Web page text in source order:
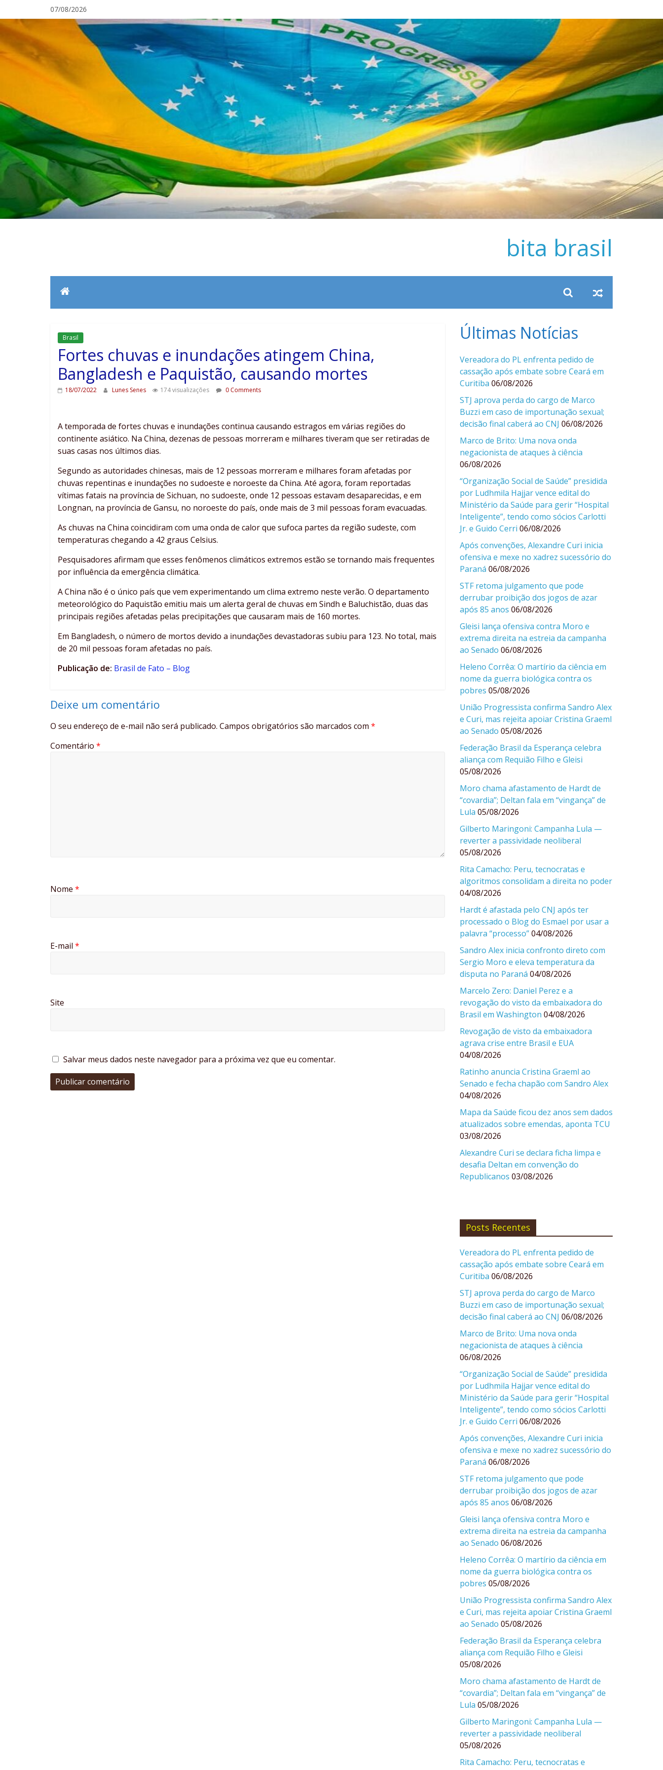
para
conteúdo
07/08/2026
bita brasil
Brasil
Fortes chuvas e inundações atingem China,
Bangladesh e Paquistão, causando mortes
18/07/2022 Lunes Senes 174 visualizações 0 Comments
A temporada de fortes chuvas e inundações continua causando estragos em várias regiões do
continente asiático. Na China, dezenas de pessoas morreram e milhares tiveram que ser retiradas de
suas casas nos últimos dias.
Segundo as autoridades chinesas, mais de 12 pessoas morreram e milhares foram afetadas por
chuvas repentinas e inundações no sudoeste e noroeste da China. Até agora, foram reportadas
vítimas fatais na província de Sichuan, no sudoeste, onde 12 pessoas estavam desaparecidas, e em
Longnan, na província de Gansu, no noroeste do país, onde mais de 3 mil pessoas foram evacuadas.
As chuvas na China coincidiram com uma onda de calor que sufoca partes da região sudeste, com
temperaturas chegando a 42 graus Celsius.
Pesquisadores afirmam que esses fenômenos climáticos extremos estão se tornando mais frequentes
por influência da emergência climática.
A China não é o único país que vem experimentando um clima extremo neste verão. O departamento
meteorológico do Paquistão emitiu mais um alerta geral de chuvas em Sindh e Baluchistão, duas das
principais regiões afetadas pelas precipitações que causaram mais de 160 mortes.
Em Bangladesh, o número de mortos devido a inundações devastadoras subiu para 123. No total, mais
de 20 mil pessoas foram afetadas no país.
Publicação de: Brasil de Fato – Blog
Deixe um comentário
O seu endereço de e-mail não será publicado. Campos obrigatórios são marcados com *
Comentário *
Nome *
E-mail *
Site
Salvar meus dados neste navegador para a próxima vez que eu comentar.
Últimas Notícias
Vereadora do PL enfrenta pedido de
cassação após embate sobre Ceará em
Curitiba 06/08/2026
STJ aprova perda do cargo de Marco
Buzzi em caso de importunação sexual;
decisão final caberá ao CNJ 06/08/2026
Marco de Brito: Uma nova onda
negacionista de ataques à ciência
06/08/2026
“Organização Social de Saúde” presidida
por Ludhmila Hajjar vence edital do
Ministério da Saúde para gerir “Hospital
Inteligente”, tendo como sócios Carlotti
Jr. e Guido Cerri 06/08/2026
Após convenções, Alexandre Curi inicia
ofensiva e mexe no xadrez sucessório do
Paraná 06/08/2026
STF retoma julgamento que pode
derrubar proibição dos jogos de azar
após 85 anos 06/08/2026
Gleisi lança ofensiva contra Moro e
extrema direita na estreia da campanha
ao Senado 06/08/2026
Heleno Corrêa: O martírio da ciência em
nome da guerra biológica contra os
pobres 05/08/2026
União Progressista confirma Sandro Alex
e Curi, mas rejeita apoiar Cristina Graeml
ao Senado 05/08/2026
Federação Brasil da Esperança celebra
aliança com Requião Filho e Gleisi
05/08/2026
Moro chama afastamento de Hardt de
“covardia”; Deltan fala em “vingança” de
Lula 05/08/2026
Gilberto Maringoni: Campanha Lula —
reverter a passividade neoliberal
05/08/2026
Rita Camacho: Peru, tecnocratas e
algoritmos consolidam a direita no poder
04/08/2026
Hardt é afastada pelo CNJ após ter
processado o Blog do Esmael por usar a
palavra “processo”04/08/2026
Sandro Alex inicia confronto direto com
Sergio Moro e eleva temperatura da
disputa no Paraná 04/08/2026
Marcelo Zero: Daniel Perez e a
revogação do visto da embaixadora do
Brasil em Washington 04/08/2026
Revogação de visto da embaixadora
agrava crise entre Brasil e EUA
04/08/2026
Ratinho anuncia Cristina Graeml ao
Senado e fecha chapão com Sandro Alex
04/08/2026
Mapa da Saúde ficou dez anos sem dados
atualizados sobre emendas, aponta TCU
03/08/2026
Alexandre Curi se declara ficha limpa e
desafia Deltan em convenção do
Republicanos 03/08/2026
Posts Recentes
Vereadora do PL enfrenta pedido de
cassação após embate sobre Ceará em
Curitiba 06/08/2026
STJ aprova perda do cargo de Marco
Buzzi em caso de importunação sexual;
decisão final caberá ao CNJ 06/08/2026
Marco de Brito: Uma nova onda
negacionista de ataques à ciência
06/08/2026
“Organização Social de Saúde” presidida
por Ludhmila Hajjar vence edital do
Ministério da Saúde para gerir “Hospital
Inteligente”, tendo como sócios Carlotti
Jr. e Guido Cerri 06/08/2026
Após convenções, Alexandre Curi inicia
ofensiva e mexe no xadrez sucessório do
Paraná 06/08/2026
STF retoma julgamento que pode
derrubar proibição dos jogos de azar
após 85 anos 06/08/2026
Gleisi lança ofensiva contra Moro e
extrema direita na estreia da campanha
ao Senado 06/08/2026
Heleno Corrêa: O martírio da ciência em
nome da guerra biológica contra os
pobres 05/08/2026
União Progressista confirma Sandro Alex
e Curi, mas rejeita apoiar Cristina Graeml
ao Senado 05/08/2026
Federação Brasil da Esperança celebra
aliança com Requião Filho e Gleisi
05/08/2026
Moro chama afastamento de Hardt de
“covardia”; Deltan fala em “vingança” de
Lula 05/08/2026
Gilberto Maringoni: Campanha Lula —
reverter a passividade neoliberal
05/08/2026
Rita Camacho: Peru, tecnocratas e